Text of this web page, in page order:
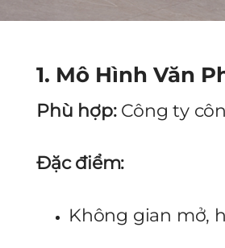
1. Mô Hình Văn
Phù hợp:Công ty
Đặc điểm:
Không gian mở,